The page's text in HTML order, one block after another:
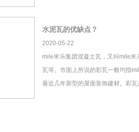
水泥瓦的优缺点？
2020-05-22
mile米乐集团混凝土瓦，又叫mile米
瓦等。市面上所说的彩瓦一般均指
最近几年新型的屋面装饰建材。彩